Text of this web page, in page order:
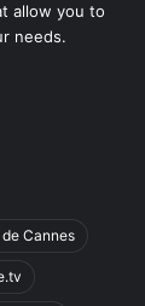
allow you to
needs.
Cannes